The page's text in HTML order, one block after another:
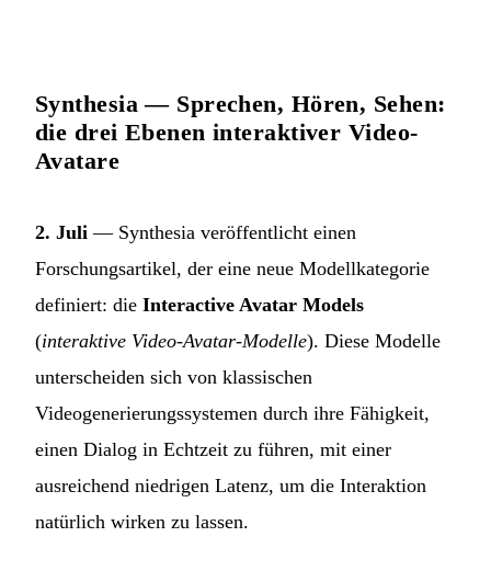
Synthesia — Sprechen, Hören, Sehen:
die drei Ebenen interaktiver Video-
Avatare
2. Juli — Synthesia veröffentlicht einen
Forschungsartikel, der eine neue Modellkategorie
definiert: die Interactive Avatar Models
(interaktive Video-Avatar-Modelle). Diese Modelle
unterscheiden sich von klassischen
Videogenerierungssystemen durch ihre Fähigkeit,
einen Dialog in Echtzeit zu führen, mit einer
ausreichend niedrigen Latenz, um die Interaktion
natürlich wirken zu lassen.